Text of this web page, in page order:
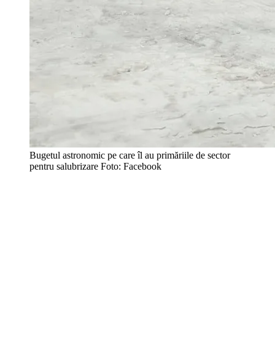
Bugetul astronomic pe care îl au primăriile de sector
pentru salubrizare Foto: Facebook